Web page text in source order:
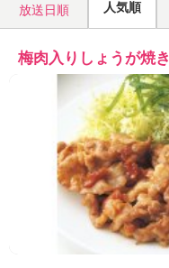
放送日順 人気順
梅肉入りしょうが焼き